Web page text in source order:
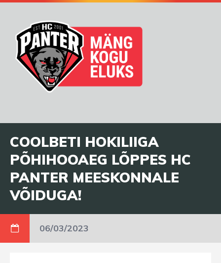
COOLBETI HOKILIIGA
PÕHIHOOAEG LÕPPES HC
PANTER MEESKONNALE
VÕIDUGA!
06/03/2023